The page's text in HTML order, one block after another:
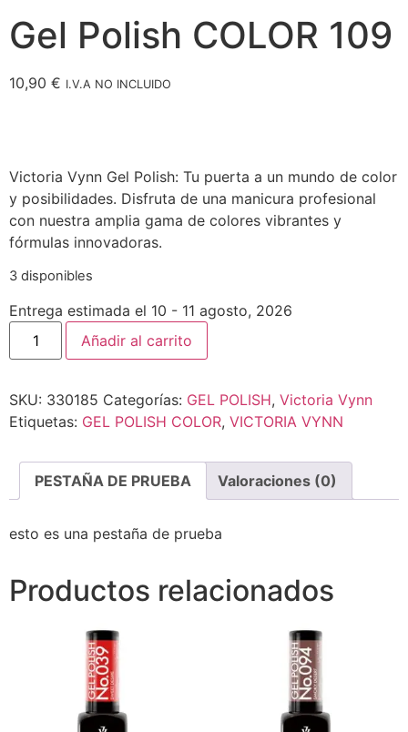
Gel Polish COLOR 109
10,90 € I.V.A NO INCLUIDO
Victoria Vynn Gel Polish: Tu puerta a un mundo de color
y posibilidades. Disfruta de una manicura profesional
con nuestra amplia gama de colores vibrantes y
fórmulas innovadoras.
3 disponibles
Entrega estimada el 10 - 11 agosto, 2026
Añadir al carrito
SKU: 330185 Categorías: GEL POLISH, Victoria Vynn
Etiquetas: GEL POLISH COLOR, VICTORIA VYNN
PESTAÑA DE PRUEBA Valoraciones (0)
esto es una pestaña de prueba
Productos relacionados